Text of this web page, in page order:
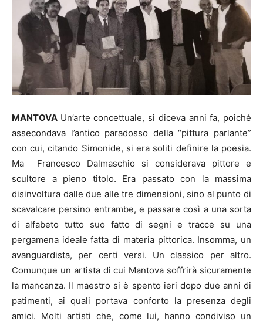
MANTOVA Un’arte concettuale, si diceva anni fa, poiché
assecondava l’antico paradosso della “pittura parlante”
con cui, citando Simonide, si era soliti definire la poesia.
Ma Francesco Dalmaschio si considerava pittore e
scultore a pieno titolo. Era passato con la massima
disinvoltura dalle due alle tre dimensioni, sino al punto di
scavalcare persino entrambe, e passare così a una sorta
di alfabeto tutto suo fatto di segni e tracce su una
pergamena ideale fatta di materia pittorica. Insomma, un
avanguardista, per certi versi. Un classico per altro.
Comunque un artista di cui Mantova soffrirà sicuramente
la mancanza. Il maestro si è spento ieri dopo due anni di
patimenti, ai quali portava conforto la presenza degli
amici. Molti artisti che, come lui, hanno condiviso un